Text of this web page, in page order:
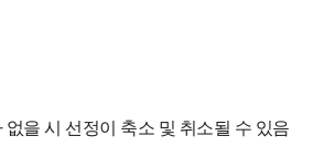
을 시 선정이 축소 및 취소될 수 있음